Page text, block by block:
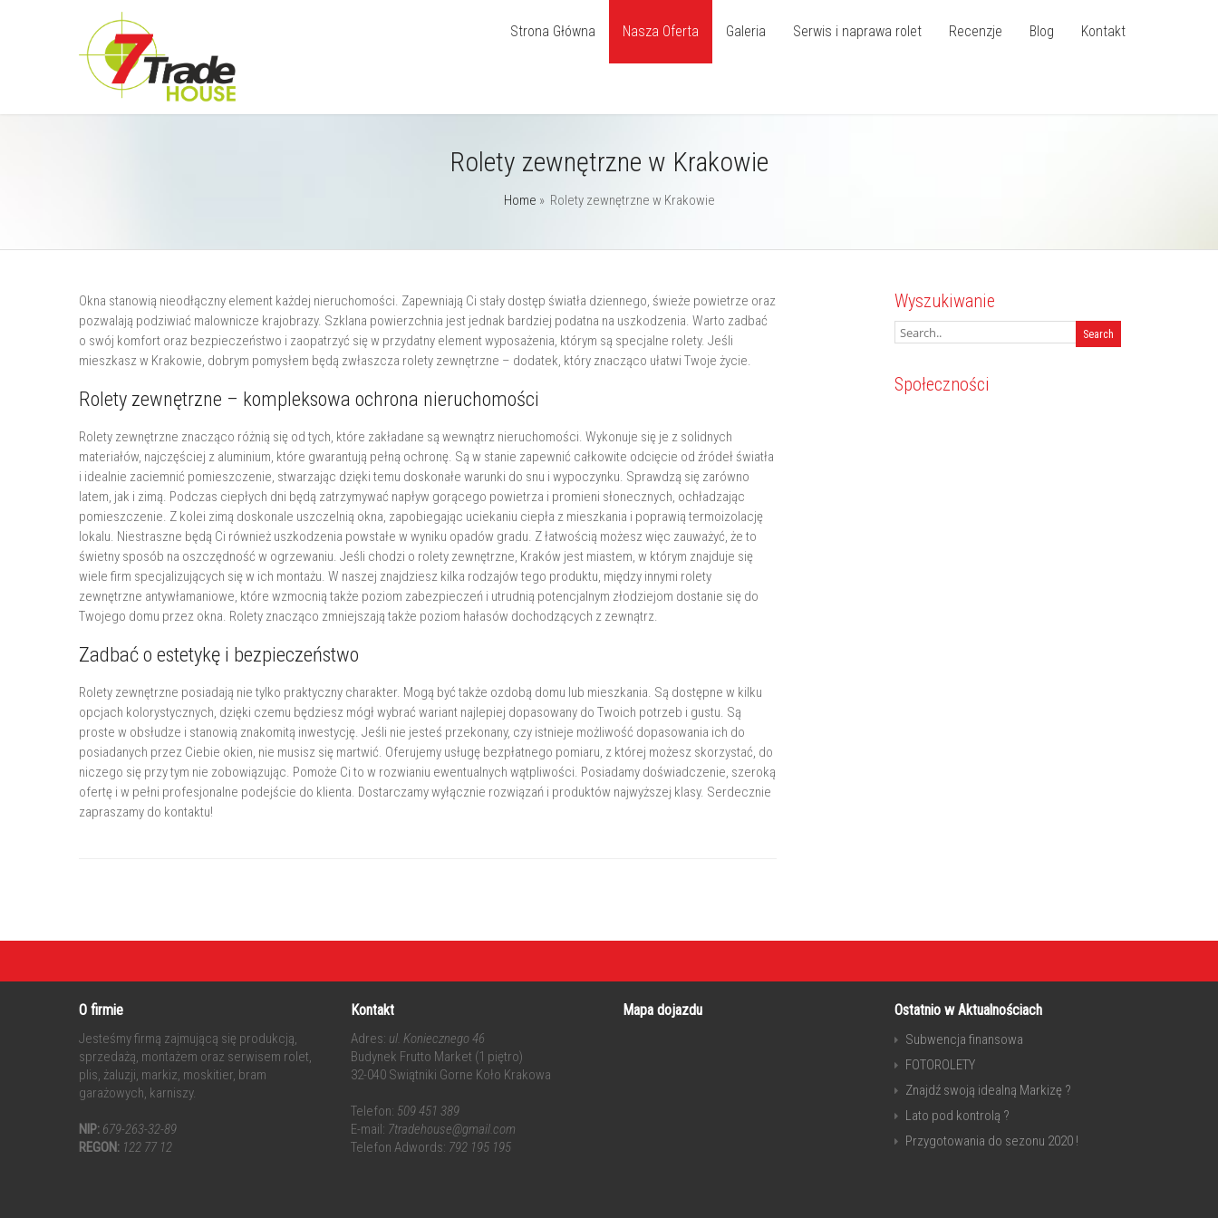
Strona Główna Nasza Oferta Galeria Serwis i naprawa rolet Recenzje Blog Kontakt
Rolety zewnętrzne w Krakowie
Home » Rolety zewnętrzne w Krakowie
Okna stanowią nieodłączny element każdej nieruchomości. Zapewniają Ci stały dostęp światła dziennego, świeże powietrze oraz
pozwalają podziwiać malownicze krajobrazy. Szklana powierzchnia jest jednak bardziej podatna na uszkodzenia. Warto zadbać
o swój komfort oraz bezpieczeństwo i zaopatrzyć się w przydatny element wyposażenia, którym są specjalne rolety. Jeśli
mieszkasz w Krakowie, dobrym pomysłem będą zwłaszcza rolety zewnętrzne – dodatek, który znacząco ułatwi Twoje życie.
Rolety zewnętrzne – kompleksowa ochrona nieruchomości
Rolety zewnętrzne znacząco różnią się od tych, które zakładane są wewnątrz nieruchomości. Wykonuje się je z solidnych
materiałów, najczęściej z aluminium, które gwarantują pełną ochronę. Są w stanie zapewnić całkowite odcięcie od źródeł światła
i idealnie zaciemnić pomieszczenie, stwarzając dzięki temu doskonałe warunki do snu i wypoczynku. Sprawdzą się zarówno
latem, jak i zimą. Podczas ciepłych dni będą zatrzymywać napływ gorącego powietrza i promieni słonecznych, ochładzając
pomieszczenie. Z kolei zimą doskonale uszczelnią okna, zapobiegając uciekaniu ciepła z mieszkania i poprawią termoizolację
lokalu. Niestraszne będą Ci również uszkodzenia powstałe w wyniku opadów gradu. Z łatwością możesz więc zauważyć, że to
świetny sposób na oszczędność w ogrzewaniu. Jeśli chodzi o rolety zewnętrzne, Kraków jest miastem, w którym znajduje się
wiele firm specjalizujących się w ich montażu. W naszej znajdziesz kilka rodzajów tego produktu, między innymi rolety
zewnętrzne antywłamaniowe, które wzmocnią także poziom zabezpieczeń i utrudnią potencjalnym złodziejom dostanie się do
Twojego domu przez okna. Rolety znacząco zmniejszają także poziom hałasów dochodzących z zewnątrz.
Zadbać o estetykę i bezpieczeństwo
Rolety zewnętrzne posiadają nie tylko praktyczny charakter. Mogą być także ozdobą domu lub mieszkania. Są dostępne w kilku
opcjach kolorystycznych, dzięki czemu będziesz mógł wybrać wariant najlepiej dopasowany do Twoich potrzeb i gustu. Są
proste w obsłudze i stanowią znakomitą inwestycję. Jeśli nie jesteś przekonany, czy istnieje możliwość dopasowania ich do
posiadanych przez Ciebie okien, nie musisz się martwić. Oferujemy usługę bezpłatnego pomiaru, z której możesz skorzystać, do
niczego się przy tym nie zobowiązując. Pomoże Ci to w rozwianiu ewentualnych wątpliwości. Posiadamy doświadczenie, szeroką
ofertę i w pełni profesjonalne podejście do klienta. Dostarczamy wyłącznie rozwiązań i produktów najwyższej klasy. Serdecznie
zapraszamy do kontaktu!
Wyszukiwanie
Społeczności
O firmie
Jesteśmy firmą zajmującą się produkcją,
sprzedażą, montażem oraz serwisem rolet,
plis, żaluzji, markiz, moskitier, bram
garażowych, karniszy.
NIP: 679-263-32-89
REGON: 122 77 12
Kontakt
Adres: ul. Koniecznego 46
Budynek Frutto Market (1 piętro)
32-040 Swiątniki Gorne Koło Krakowa
Telefon: 509 451 389
E-mail: 7tradehouse@gmail.com
Telefon Adwords: 792 195 195
Mapa dojazdu Ostatnio w Aktualnościach
Subwencja finansowa
FOTOROLETY
Znajdź swoją idealną Markizę ?
Lato pod kontrolą ?
Przygotowania do sezonu 2020 !